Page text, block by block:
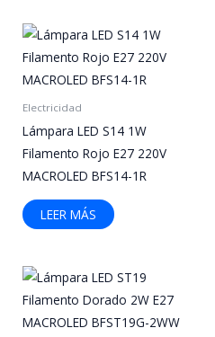
Electricidad
Lámpara LED S14 1W
Filamento Rojo E27 220V
MACROLED BFS14-1R
LEER MÁS